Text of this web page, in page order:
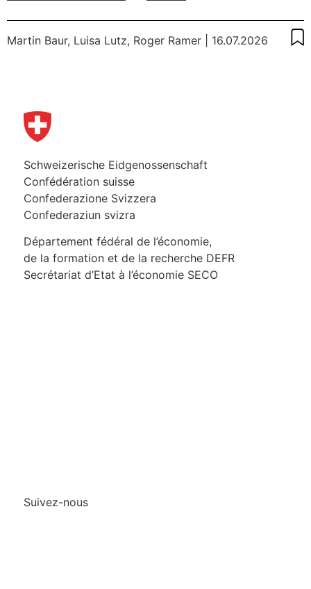
Martin Baur, Luisa Lutz, Roger Ramer | 16.07.2026
Schweizerische Eidgenossenschaft
Confédération suisse
Confederazione Svizzera
Confederaziun svizra
Département fédéral de l’économie,
de la formation et de la recherche DEFR
Secrétariat d’Etat à l’économie SECO
Suivez-nous